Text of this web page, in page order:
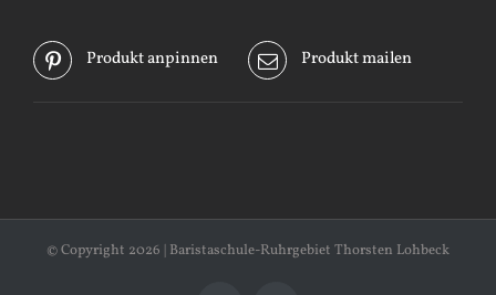
Produkt anpinnen Produkt mailen
© Copyright 2026 | Baristaschule-Ruhrgebiet Thorsten Lohbeck